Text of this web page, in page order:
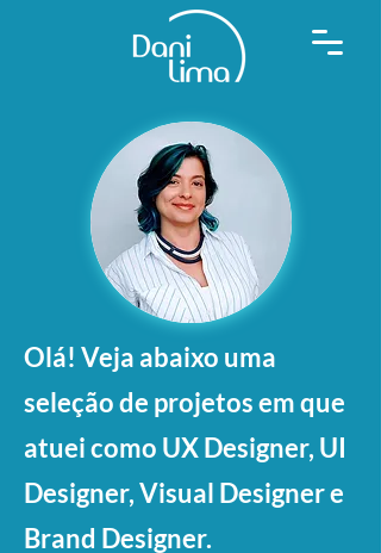
Olá! Veja abaixo uma
seleção de projetos em que
atuei como UX Designer, UI
Designer, Visual Designer e
Brand Designer.